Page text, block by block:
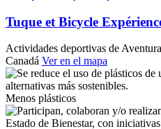
Tuque et Bicycle
Actividades deportivas de Aventura
Canadá Ver en el mapa
Menos plásticos